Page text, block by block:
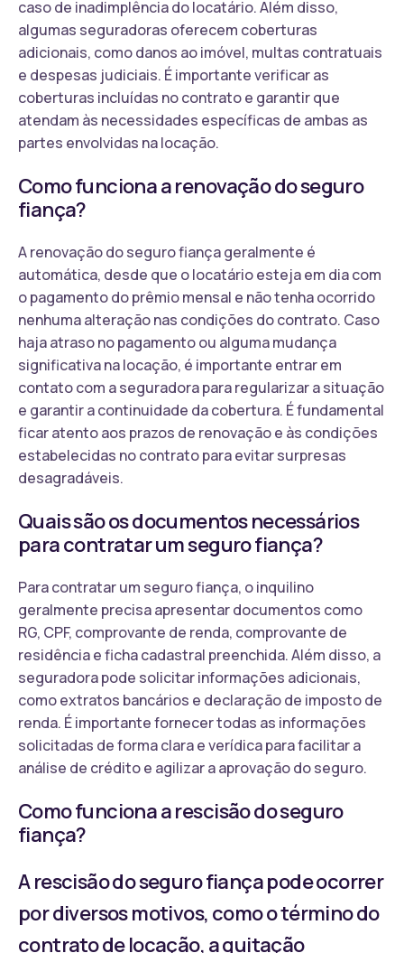
caso de inadimplência do locatário. Além disso,
algumas seguradoras oferecem coberturas
adicionais, como danos ao imóvel, multas contratuais
e despesas judiciais. É importante verificar as
coberturas incluídas no contrato e garantir que
atendam às necessidades específicas de ambas as
partes envolvidas na locação.
Como funciona a renovação do seguro
fiança?
A renovação do seguro fiança geralmente é
automática, desde que o locatário esteja em dia com
o pagamento do prêmio mensal e não tenha ocorrido
nenhuma alteração nas condições do contrato. Caso
haja atraso no pagamento ou alguma mudança
significativa na locação, é importante entrar em
contato com a seguradora para regularizar a situação
e garantir a continuidade da cobertura. É fundamental
ficar atento aos prazos de renovação e às condições
estabelecidas no contrato para evitar surpresas
desagradáveis.
Quais são os documentos necessários
para contratar um seguro fiança?
Para contratar um seguro fiança, o inquilino
geralmente precisa apresentar documentos como
RG, CPF, comprovante de renda, comprovante de
residência e ficha cadastral preenchida. Além disso, a
seguradora pode solicitar informações adicionais,
como extratos bancários e declaração de imposto de
renda. É importante fornecer todas as informações
solicitadas de forma clara e verídica para facilitar a
análise de crédito e agilizar a aprovação do seguro.
Como funciona a rescisão do seguro
fiança?
A rescisão do seguro fiança pode ocorrer
por diversos motivos, como o término do
contrato de locação, a quitação